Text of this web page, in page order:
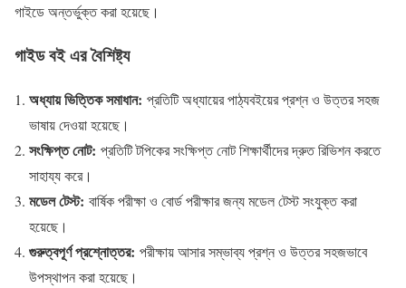
গাইডে অন্তর্ভুক্ত করা হয়েছে।
গাইড বই এর বৈশিষ্ট্য
অধ্যায় ভিত্তিক সমাধান: প্রতিটি অধ্যায়ের পাঠ্যবইয়ের প্রশ্ন ও উত্তর সহজ
ভাষায় দেওয়া হয়েছে।
সংক্ষিপ্ত নোট: প্রতিটি টপিকের সংক্ষিপ্ত নোট শিক্ষার্থীদের দ্রুত রিভিশন করতে
সাহায্য করে।
মডেল টেস্ট: বার্ষিক পরীক্ষা ও বোর্ড পরীক্ষার জন্য মডেল টেস্ট সংযুক্ত করা
হয়েছে।
গুরুত্বপূর্ণ প্রশ্নোত্তর: পরীক্ষায় আসার সম্ভাব্য প্রশ্ন ও উত্তর সহজভাবে
উপস্থাপন করা হয়েছে।